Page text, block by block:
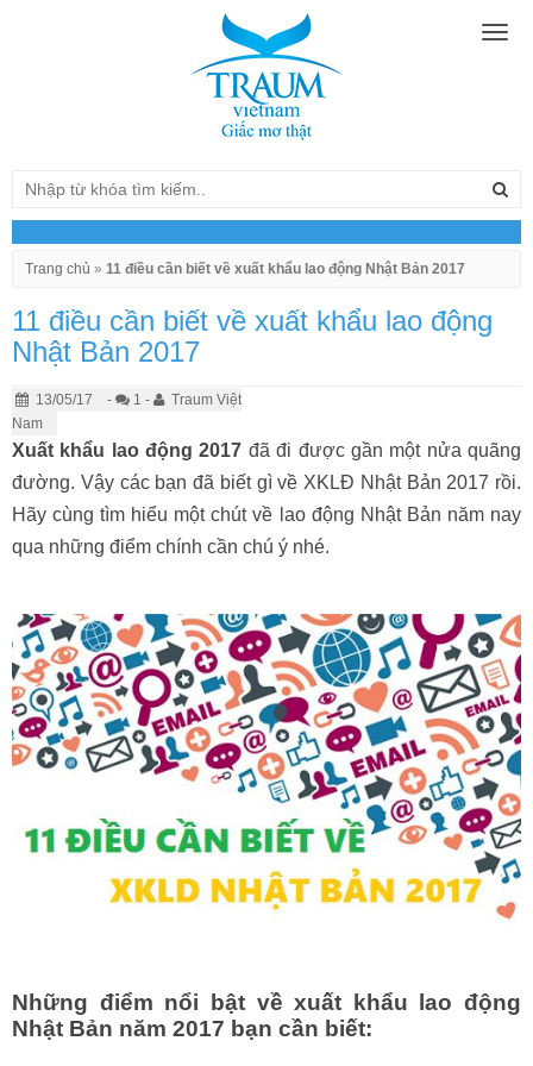
Trang chủ » 11 điều cần biết về xuất khẩu lao động Nhật Bản 2017
11 điều cần biết về xuất khẩu lao động
Nhật Bản 2017
13/05/17 - 1 -
Traum Việt
Nam
Xuất khẩu lao động 2017 đã đi được gần một nửa quãng
đường. Vậy các bạn đã biết gì về XKLĐ Nhật Bản 2017 rồi.
Hãy cùng tìm hiểu một chút về lao động Nhật Bản năm nay
qua những điểm chính cần chú ý nhé.
Những điểm nổi bật về xuất khẩu lao động
Nhật Bản năm 2017 bạn cần biết: